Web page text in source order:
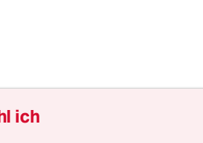
Ein Langboot, mit dem er
würden.
ich